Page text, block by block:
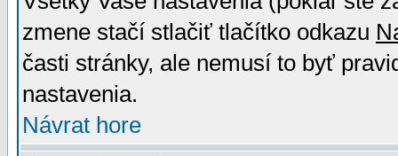
zmene stačí stlačiť tlačítko odkazu
časti stránky, ale nemusí to byť
nastavenia.
Návrat hore